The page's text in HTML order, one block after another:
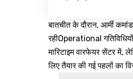
बातचीत के दौरान, आर्मी
रहीOperational
मारिटाइम वारफेयर सेंटर में,
लिए तैयार की गई पहलों का